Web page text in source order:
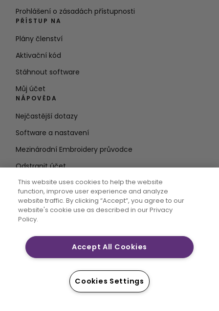
Prohlášení o zásadách přístupnosti
PŘÍSTUP NA
Plány členství
Aktivační kód
Stáhnout software
Můj účet
NÁPOVĚDA
Nejčastější dotazy
Software a nastavení
Mezinárodní Embroidery průvodce
Odstranit účet
Zadejte e-
mailovou adresu
CREATIVATE MYSEWNET jsou výhradní ochranné
2026 Singer Sourcing Limited LLC nebo její přidružené
společnosti. Všechna práva vyhrazena.
This website uses cookies to help the website
function, improve user experience and analyze
website traffic. By clicking “Accept“, you agree to our
website's cookie use as described in our Privacy
Policy.
Accept All Cookies
Cookies Settings